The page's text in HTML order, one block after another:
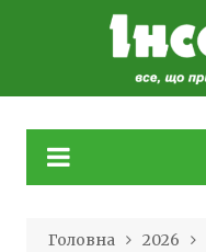
Головна 2026